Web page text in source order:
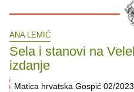
ANA LEMIĆ
Sela i stanovi na
izdanje
Matica hrvatska Gospić 02/